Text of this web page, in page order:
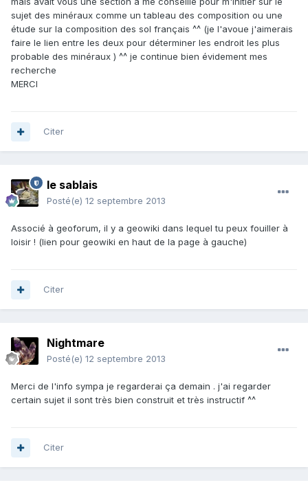
sujet des minéraux comme un tableau des composition ou une
étude sur la composition des sol français ^^ (je l'avoue j'aimerais
faire le lien entre les deux pour déterminer les endroit les plus
probable des minéraux ) ^^ je continue bien évidement mes
recherche
MERCI
Citer
le sablais
Posté(e) 12 septembre 2013
Associé à geoforum, il y a geowiki dans lequel tu peux fouiller à
loisir ! (lien pour geowiki en haut de la page à gauche)
Citer
Nightmare
Posté(e) 12 septembre 2013
Merci de l'info sympa je regarderai ça demain . j'ai regarder
certain sujet il sont très bien construit et très instructif ^^
Citer